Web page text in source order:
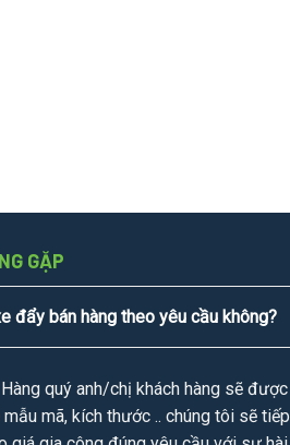
GẶP
đẩy bán hàng theo yêu cầu không?
quý anh/chị khách hàng sẽ được
mã, kích thước .. chúng tôi sẽ tiếp